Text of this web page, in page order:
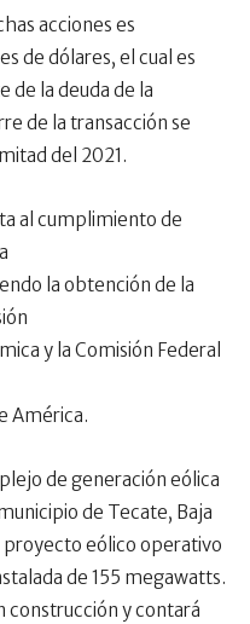
acciones es
de dólares, el cual es
la deuda de la
de la transacción se
del 2021.
al cumplimiento de
la obtención de la
y la Comisión Federal
América.
de generación eólica
de Tecate, Baja
proyecto eólico operativo
de 155 megawatts.
construcción y contará